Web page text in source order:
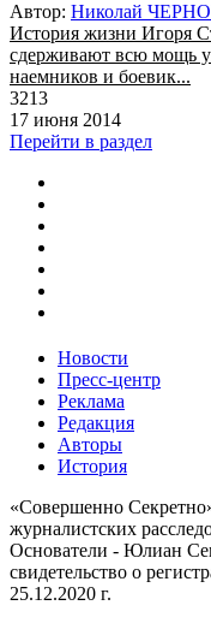
Автор: Николай
История жизни Игоря
сдерживают всю мощь
наемников и боевик...
3213
17 июня 2014
Перейти в раздел
Новости
Пресс-центр
Реклама
Редакция
Авторы
История
«Совершенно
журналистских
Основатели - Юлиан
свидетельство о
25.12.2020 г.